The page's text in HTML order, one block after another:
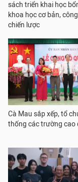
sách triển khai học
khoa học cơ bản,
chiến lược
Cà Mau sắp xếp, tổ
thống các trường cao